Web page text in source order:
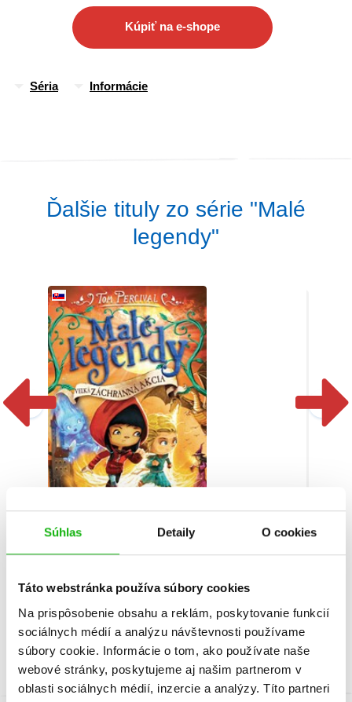
Súhlas Detaily O cookies
Táto webstránka používa súbory cookies
Na prispôsobenie obsahu a reklám, poskytovanie funkcií
sociálnych médií a analýzu návštevnosti používame
súbory cookie. Informácie o tom, ako používate naše
webové stránky, poskytujeme aj našim partnerom v
oblasti sociálnych médií, inzercie a analýzy. Títo partneri
nebezpečenstve. Aj keď to znamená, že použije ukradnuté
kúzlo!
Kúpiť na e-shope
Séria Informácie
Ďalšie tituly zo série "Malé
legendy"
Tom Percival